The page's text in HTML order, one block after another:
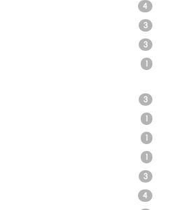
4
3
3
1
3
1
1
1
3
4